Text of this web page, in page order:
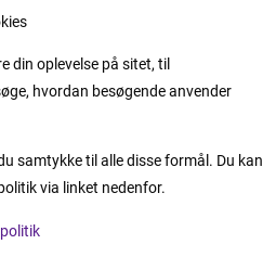
din oplevelse på sitet, til
hvordan besøgende anvender
samtykke til alle disse formål. Du kan
via linket nedenfor.